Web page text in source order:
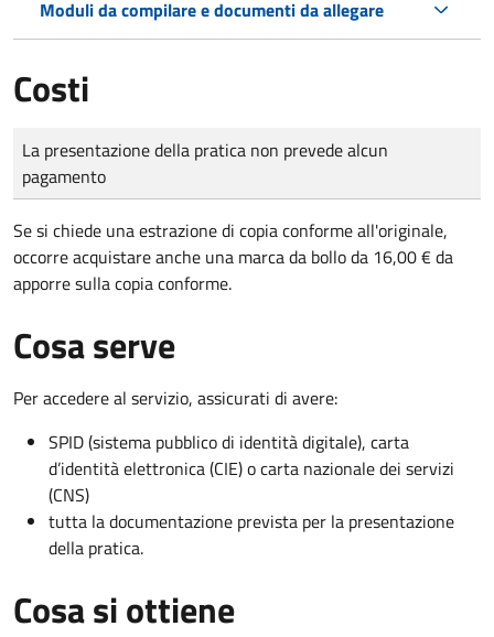
Moduli da compilare e documenti da allegare
Costi
Tipo di pagamento
Importo
La presentazione della pratica non prevede alcun
pagamento
Se si chiede una estrazione di copia conforme all'originale,
occorre acquistare anche una marca da bollo da 16,00 € da
apporre sulla copia conforme.
Cosa serve
Per accedere al servizio, assicurati di avere:
SPID (sistema pubblico di identità digitale), carta
d’identità elettronica (CIE) o carta nazionale dei servizi
(CNS)
tutta la documentazione prevista per la presentazione
della pratica.
Cosa si ottiene